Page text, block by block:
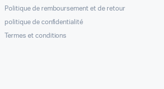
Politique de remboursement et de retour
politique de confidentialité
Termes et conditions